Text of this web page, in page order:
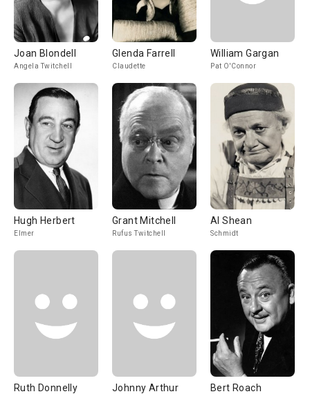
Joan Blondell
Angela Twitchell
Glenda Farrell
Claudette
William Gargan
Pat O'Connor
Hugh Herbert
Elmer
Grant Mitchell
Rufus Twitchell
Al Shean
Schmidt
Ruth Donnelly Johnny Arthur Bert Roach